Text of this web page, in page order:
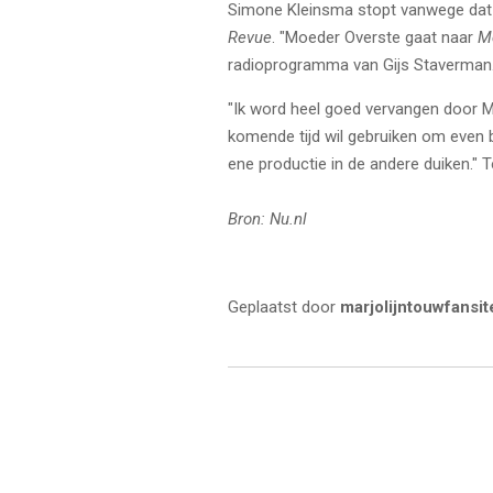
Simone Kleinsma stopt vanwege
Revue. "Moeder Overste gaat naar
radioprogramma van Gijs Staverman.
"Ik word heel goed vervangen door
komende tijd wil gebruiken om even
ene productie in de andere duiken."
Bron: Nu.nl
Geplaatst door